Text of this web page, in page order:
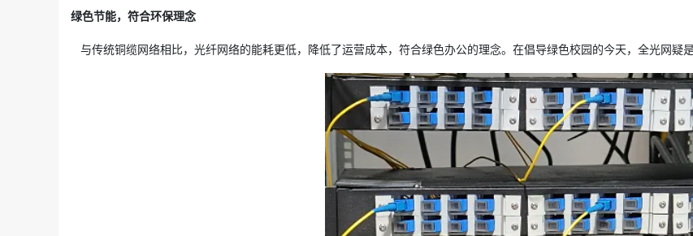
绿色节能，符合环保理念
与传统铜缆网络相比，光纤网络的能耗更低，降低了运营成本，符合绿色办公的理念。在倡导绿色校园的今天，全光网疑